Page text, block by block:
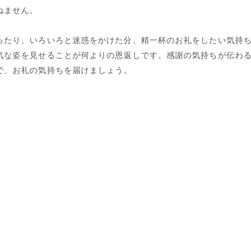
せん。
たり、いろいろと迷惑をかけた分、精一杯のお礼をしたい気持ち
な姿を見せることが何よりの恩返しです。感謝の気持ちが伝わる
お礼の気持ちを届けましょう。